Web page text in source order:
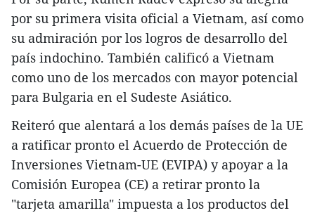
por su primera visita oficial a Vietnam, así como
su admiración por los logros de desarrollo del
país indochino. También calificó a Vietnam
como uno de los mercados con mayor potencial
para Bulgaria en el Sudeste Asiático.
Reiteró que alentará a los demás países de la UE
a ratificar pronto el Acuerdo de Protección de
Inversiones Vietnam-UE (EVIPA) y apoyar a la
Comisión Europea (CE) a retirar pronto la
"tarjeta amarilla" impuesta a los productos del